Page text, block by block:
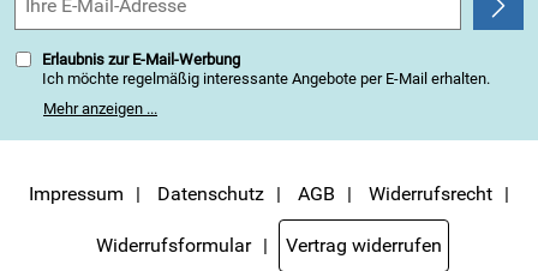
Erlaubnis zur E-Mail-Werbung
Ich möchte regelmäßig interessante Angebote per E-Mail erhalten.
weitergegeben. Zu statistischen Zwecken wird in anonymer Form
kann ich jederzeit mit Wirkung für die Zukunft widerrufen, indem ich
den Link "Abmelden" am Ende des Newsletters anklicke. Die
habe ich zur Kenntnis genommen.
Mehr anzeigen ...
Impressum Datenschutz AGB Widerrufsrecht
Widerrufsformular Vertrag widerrufen